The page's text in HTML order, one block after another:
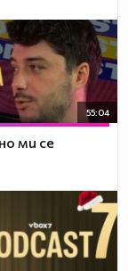
55:04
ми се